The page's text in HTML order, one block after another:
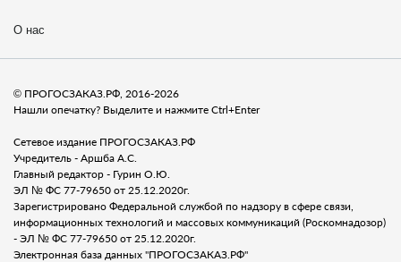
О нас
© ПРОГОСЗАКАЗ.РФ, 2016-2026
Нашли опечатку? Выделите и нажмите Ctrl+Enter
Сетевое издание ПРОГОСЗАКАЗ.РФ
Учредитель - Аршба А.С.
Главный редактор - Гурин О.Ю.
ЭЛ № ФС 77-79650 от 25.12.2020г.
Зарегистрировано Федеральной службой по надзору в сфере связи,
информационных технологий и массовых коммуникаций (Роскомнадозор)
- ЭЛ № ФС 77-79650 от 25.12.2020г.
Электронная база данных "ПРОГОСЗАКАЗ.РФ"